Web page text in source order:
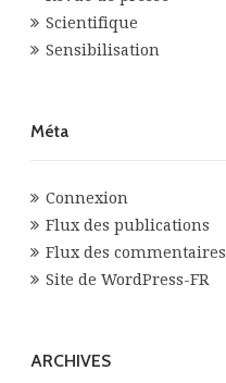
Scientifique
Sensibilisation
Méta
Connexion
Flux des publications
Flux des commentaires
Site de WordPress-FR
ARCHIVES